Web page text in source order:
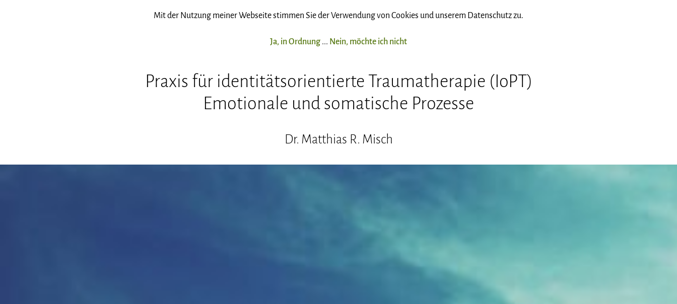
Mit der Nutzung meiner Webseite stimmen Sie der Verwendung von Cookies und unserem Datenschutz zu.
Ja, in Ordnung... Nein, möchte ich nicht
Praxis für identitätsorientierte Traumatherapie (IoPT)
Emotionale und somatische Prozesse
Dr. Matthias R. Misch